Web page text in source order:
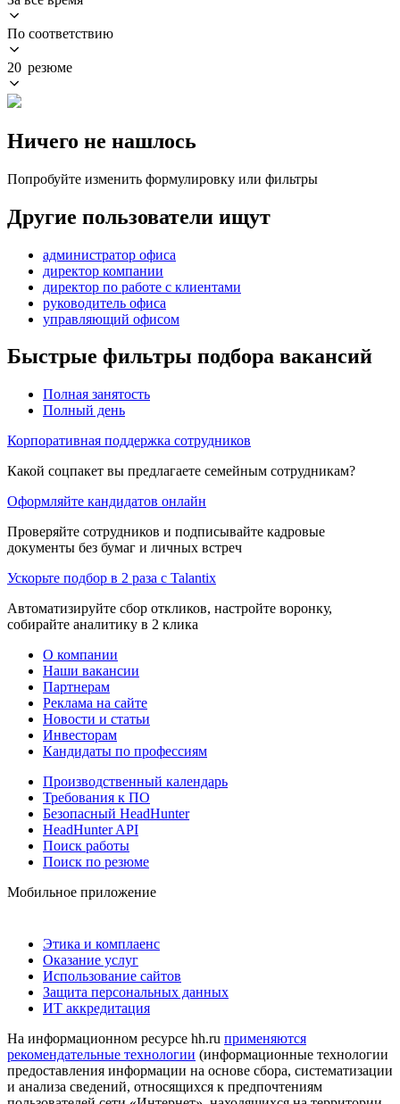
По соответствию
20 резюме
Ничего не нашлось
Попробуйте изменить формулировку или фильтры
Другие пользователи ищут
администратор офиса
директор компании
директор по работе с клиентами
руководитель офиса
управляющий офисом
Быстрые фильтры подбора вакансий
Полная занятость
Полный день
Корпоративная поддержка сотрудников
Какой соцпакет вы предлагаете семейным сотрудникам?
Оформляйте кандидатов онлайн
Проверяйте сотрудников и подписывайте кадровые
документы без бумаг и личных встреч
Ускорьте подбор в 2 раза с Talantix
Автоматизируйте сбор откликов, настройте воронку,
собирайте аналитику в 2 клика
О компании
Наши вакансии
Партнерам
Реклама на сайте
Новости и статьи
Инвесторам
Кандидаты по профессиям
Производственный календарь
Требования к ПО
Безопасный HeadHunter
HeadHunter API
Поиск работы
Поиск по резюме
Мобильное приложение
Этика и комплаенс
Оказание услуг
Использование сайтов
Защита персональных данных
ИТ аккредитация
На информационном ресурсе hh.ru применяются
рекомендательные технологии (информационные технологии
предоставления информации на основе сбора, систематизации
и анализа сведений, относящихся к предпочтениям